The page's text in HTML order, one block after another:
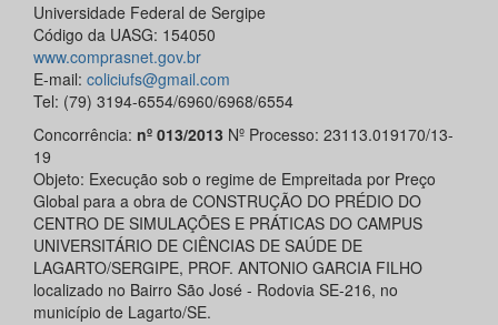
Universidade Federal de Sergipe
Código da UASG: 154050
www.comprasnet.gov.br
E-mail: coliciufs@gmail.com
Tel: (79) 3194-6554/6960/6968/6554
Concorrência: nº 013/2013 Nº Processo: 23113.019170/13-
19
Objeto: Execução sob o regime de Empreitada por Preço
Global para a obra de CONSTRUÇÃO DO PRÉDIO DO
CENTRO DE SIMULAÇÕES E PRÁTICAS DO CAMPUS
UNIVERSITÁRIO DE CIÊNCIAS DE SAÚDE DE
LAGARTO/SERGIPE, PROF. ANTONIO GARCIA FILHO
localizado no Bairro São José - Rodovia SE-216, no
município de Lagarto/SE.